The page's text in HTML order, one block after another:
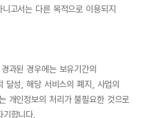
고서는 다른 목적으로 이용되지
과된 경우에는 보유기간의
달성, 해당 서비스의 폐지, 사업의
개인정보의 처리가 불필요한 것으로
합니다.